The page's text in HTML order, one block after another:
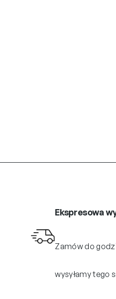
Ekspresowa
Zamów do
wysyłamy tego